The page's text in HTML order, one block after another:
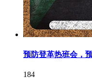
预防登革热班会，
184